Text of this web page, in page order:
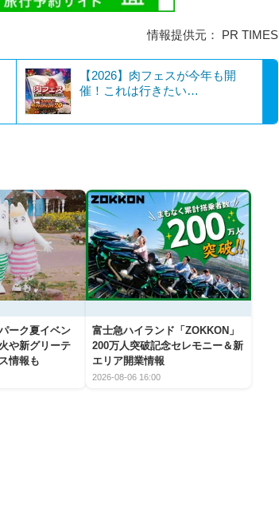
情報提供元： PR TIMES
【2026】肉フェスが今年も開
催！これは行きたい…
ーク夏イベン
や新グリーテ
情報も
富士急ハイランド「ZOKKON」
200万人突破記念セレモニー＆新
エリア開業情報
2026-08-06 16:00